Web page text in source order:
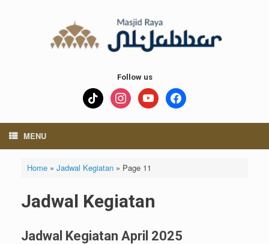
Follow us
tiktok instagramyoutube facebook
MENU
Home» Jadwal Kegiatan» Page 11
Jadwal Kegiatan
Jadwal Kegiatan April 2025